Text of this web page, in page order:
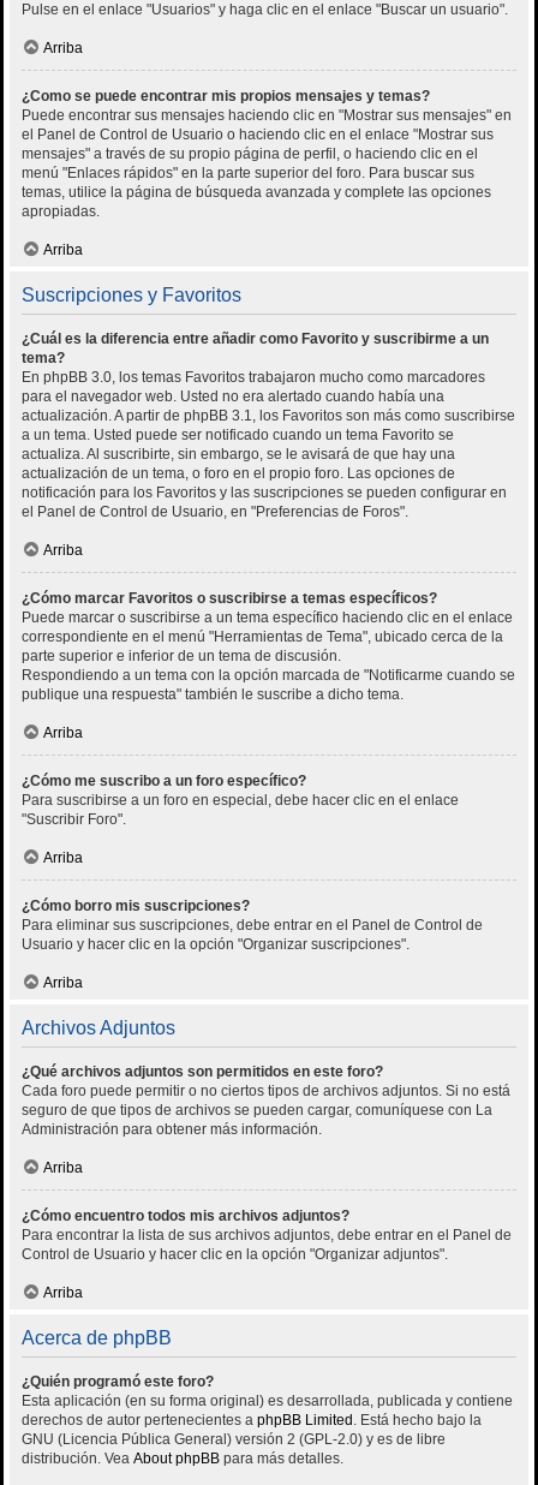
Pulse en el enlace "Usuarios" y haga clic en el enlace "Buscar un usuario".
Arriba
¿Como se puede encontrar mis propios mensajes y temas?
Puede encontrar sus mensajes haciendo clic en "Mostrar sus mensajes" en
el Panel de Control de Usuario o haciendo clic en el enlace "Mostrar sus
mensajes" a través de su propio página de perfil, o haciendo clic en el
menú "Enlaces rápidos" en la parte superior del foro. Para buscar sus
temas, utilice la página de búsqueda avanzada y complete las opciones
apropiadas.
Arriba
Suscripciones y Favoritos
¿Cuál es la diferencia entre añadir como Favorito y suscribirme a un
tema?
En phpBB 3.0, los temas Favoritos trabajaron mucho como marcadores
para el navegador web. Usted no era alertado cuando había una
actualización. A partir de phpBB 3.1, los Favoritos son más como suscribirse
a un tema. Usted puede ser notificado cuando un tema Favorito se
actualiza. Al suscribirte, sin embargo, se le avisará de que hay una
actualización de un tema, o foro en el propio foro. Las opciones de
notificación para los Favoritos y las suscripciones se pueden configurar en
el Panel de Control de Usuario, en "Preferencias de Foros".
Arriba
¿Cómo marcar Favoritos o suscribirse a temas específicos?
Puede marcar o suscribirse a un tema específico haciendo clic en el enlace
correspondiente en el menú "Herramientas de Tema", ubicado cerca de la
parte superior e inferior de un tema de discusión.
Respondiendo a un tema con la opción marcada de "Notificarme cuando se
publique una respuesta" también le suscribe a dicho tema.
Arriba
¿Cómo me suscribo a un foro específico?
Para suscribirse a un foro en especial, debe hacer clic en el enlace
"Suscribir Foro".
Arriba
¿Cómo borro mis suscripciones?
Para eliminar sus suscripciones, debe entrar en el Panel de Control de
Usuario y hacer clic en la opción "Organizar suscripciones".
Arriba
Archivos Adjuntos
¿Qué archivos adjuntos son permitidos en este foro?
Cada foro puede permitir o no ciertos tipos de archivos adjuntos. Si no está
seguro de que tipos de archivos se pueden cargar, comuníquese con La
Administración para obtener más información.
Arriba
¿Cómo encuentro todos mis archivos adjuntos?
Para encontrar la lista de sus archivos adjuntos, debe entrar en el Panel de
Control de Usuario y hacer clic en la opción "Organizar adjuntos".
Arriba
Acerca de phpBB
¿Quién programó este foro?
Esta aplicación (en su forma original) es desarrollada, publicada y contiene
derechos de autor pertenecientes a phpBB Limited . Está hecho bajo la
GNU (Licencia Pública General) versión 2 (GPL-2.0) y es de libre
distribución. Vea About phpBB para más detalles.